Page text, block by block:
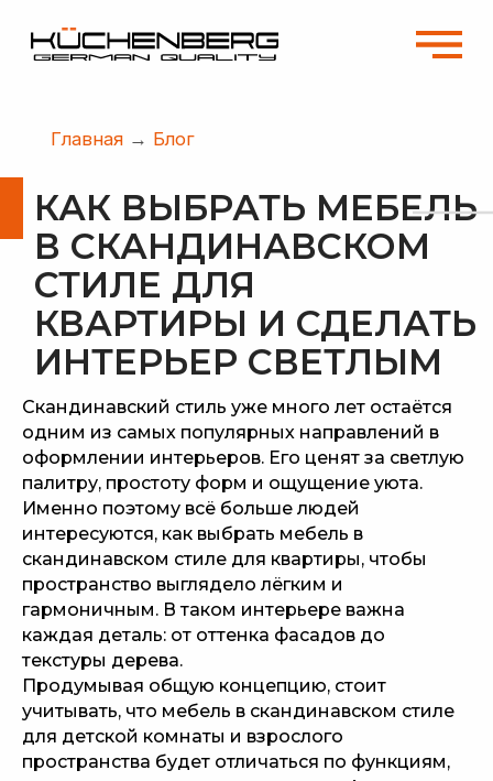
КАК ВЫБРАТЬ МЕБЕЛЬ
СТИЛЕ ДЛЯ
КВАРТИРЫ И СДЕЛАТЬ
ИНТЕРЬЕР СВЕТЛЫМ
Скандинавский стиль уже много лет остаётся
одним из самых популярных направлений в
оформлении интерьеров. Его ценят за светлую
палитру, простоту форм и ощущение уюта.
Именно поэтому всё больше людей
интересуются, как выбрать мебель в
скандинавском стиле для квартиры, чтобы
пространство выглядело лёгким и
гармоничным. В таком интерьере важна
каждая деталь: от оттенка фасадов до
текстуры дерева.
Продумывая общую концепцию, стоит
учитывать, что мебель в скандинавском стиле
для детской комнаты и взрослого
пространства будет отличаться по функциям,